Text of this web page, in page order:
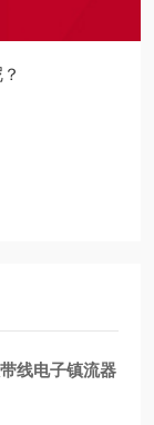
线电子镇流器